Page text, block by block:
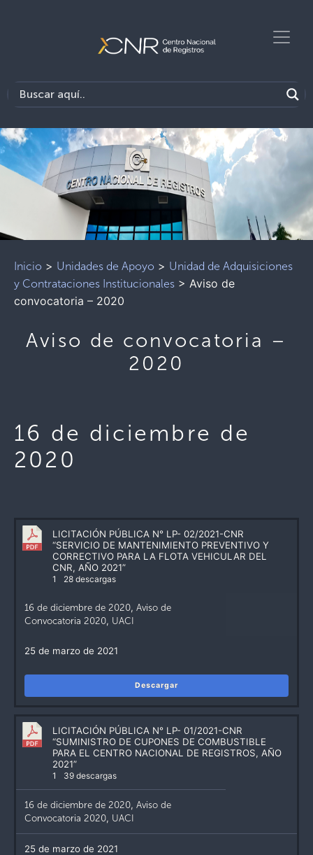
Inicio > Unidades de Apoyo > Unidad de Adquisiciones
y Contrataciones Institucionales > Aviso de
convocatoria – 2020
Aviso de convocatoria –
2020
16 de diciembre de
2020
LICITACIÓN PÚBLICA N° LP- 02/2021-CNR
“SERVICIO DE MANTENIMIENTO PREVENTIVO Y
CORRECTIVO PARA LA FLOTA VEHICULAR DEL
CNR, AÑO 2021”
1 28 descargas
16 de diciembre de 2020, Aviso de
Convocatoria 2020, UACI
25 de marzo de 2021
Descargar
LICITACIÓN PÚBLICA N° LP- 01/2021-CNR
“SUMINISTRO DE CUPONES DE COMBUSTIBLE
PARA EL CENTRO NACIONAL DE REGISTROS, AÑO
2021”
1 39 descargas
16 de diciembre de 2020, Aviso de
Convocatoria 2020, UACI
25 de marzo de 2021